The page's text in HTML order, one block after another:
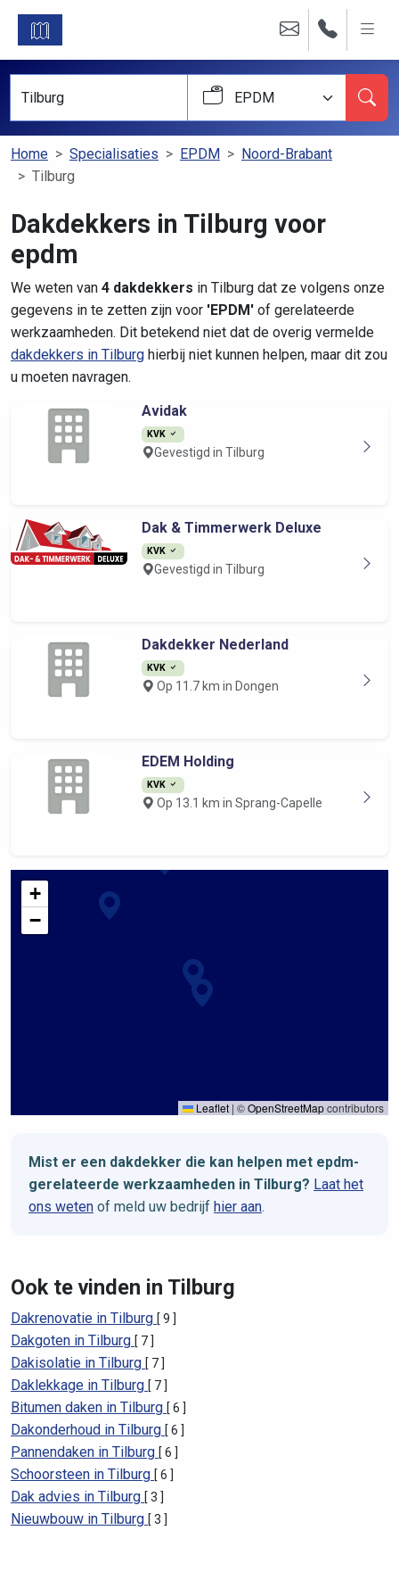
EPDM
Home Specialisaties EPDM
Noord-Brabant
Tilburg
Dakdekkers in Tilburg voor
epdm
We weten van 4 dakdekkers in Tilburg dat ze volgens onze
gegevens in te zetten zijn voor 'EPDM' of gerelateerde
werkzaamheden. Dit betekend niet dat de overig vermelde
dakdekkers in Tilburg hierbij niet kunnen helpen, maar dit zou
u moeten navragen.
Avidak
KVK
Gevestigd in Tilburg
Dak & Timmerwerk Deluxe
KVK
Gevestigd in Tilburg
Dakdekker Nederland
KVK
Op 11.7 km in Dongen
EDEM Holding
KVK
Op 13.1 km in Sprang-Capelle
+
−
Leaflet | ©OpenStreetMapcontributors
Mist er een dakdekker die kan helpen met epdm-
gerelateerde werkzaamheden in Tilburg? Laat het
ons weten of meld uw bedrijf hier aan.
Ook te vinden in Tilburg
Dakrenovatie in Tilburg [ 9 ]
Dakgoten in Tilburg [ 7 ]
Dakisolatie in Tilburg [ 7 ]
Daklekkage in Tilburg [ 7 ]
Bitumen daken in Tilburg [ 6 ]
Dakonderhoud in Tilburg [ 6 ]
Pannendaken in Tilburg [ 6 ]
Schoorsteen in Tilburg [ 6 ]
Dak advies in Tilburg [ 3 ]
Nieuwbouw in Tilburg [ 3 ]